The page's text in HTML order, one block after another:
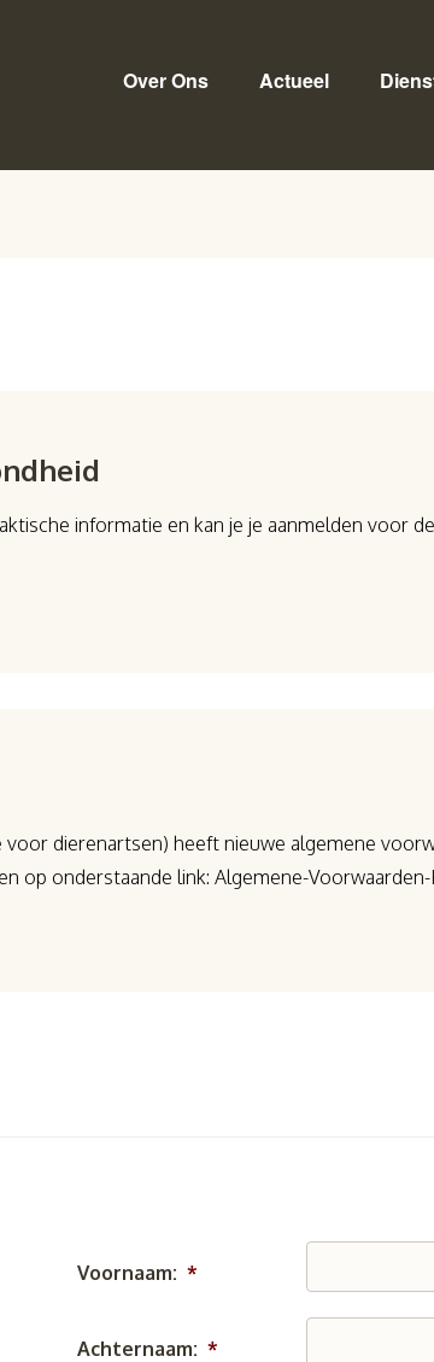
Over Ons Actueel
informatie en kan je je aanmelden voor
dierenartsen) heeft nieuwe algemene
op onderstaande link: Algemene-Voorwaarden-
Voornaam: *
Achternaam: *